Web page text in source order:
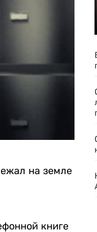
на земле
книге